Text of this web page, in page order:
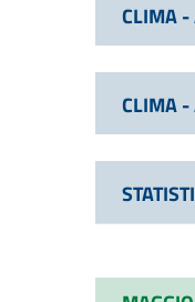
CLIMA -
CLIMA -